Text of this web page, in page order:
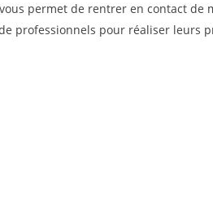
permet de rentrer en contact de
professionnels pour réaliser leurs